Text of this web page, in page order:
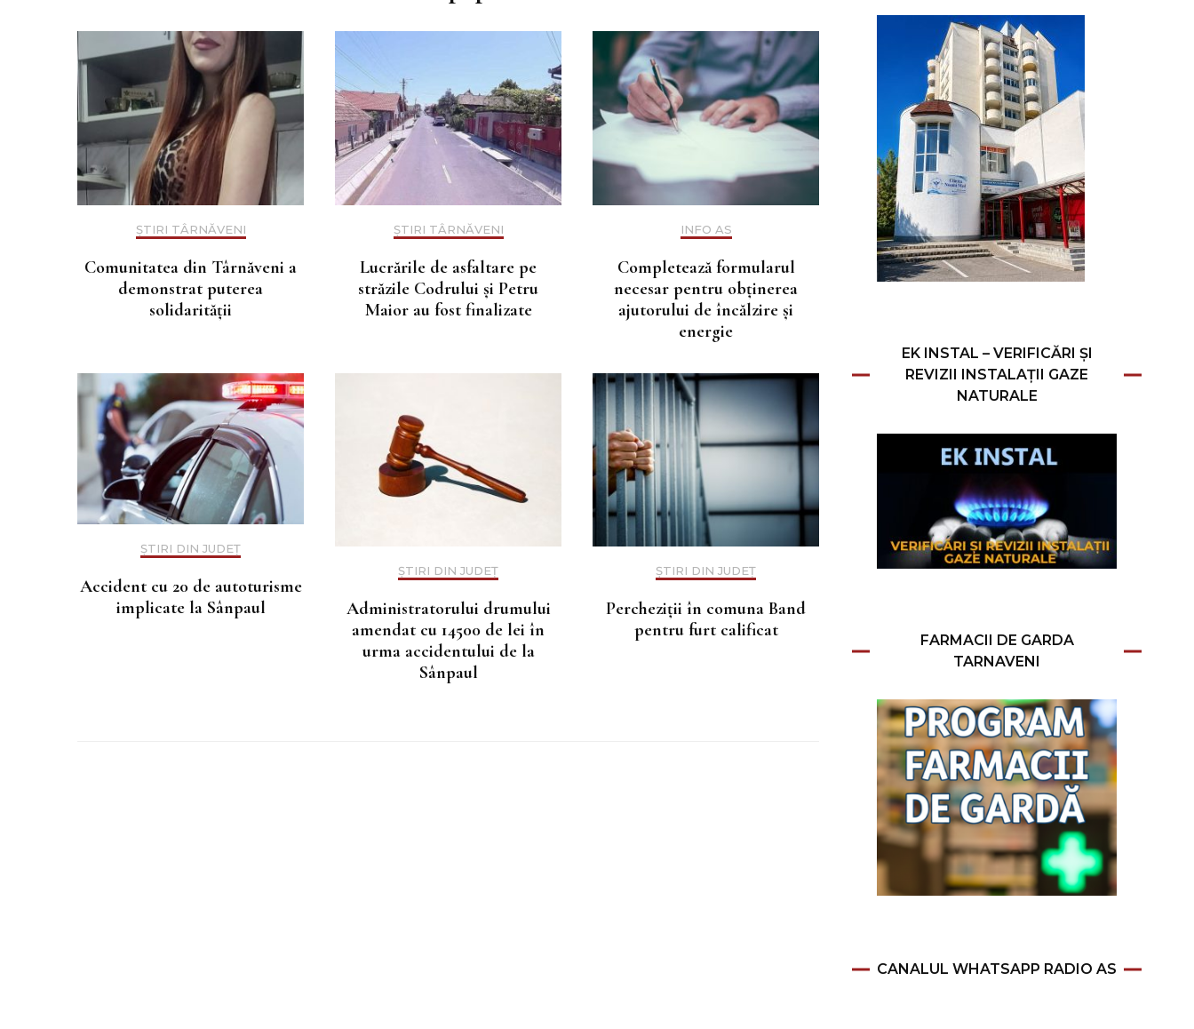
ȘTIRI TÂRNĂVENI
Comunitatea din Târnăveni a
demonstrat puterea
solidarității
ȘTIRI TÂRNĂVENI
Lucrările de asfaltare pe
străzile Codrului și Petru
Maior au fost finalizate
INFO AS
Completează formularul
necesar pentru obținerea
ajutorului de încălzire și
energie
ȘTIRI DIN JUDEȚ
Accident cu 20 de autoturisme
implicate la Sânpaul
ȘTIRI DIN JUDEȚ
Administratorului drumului
amendat cu 14500 de lei în
urma accidentului de la
Sânpaul
ȘTIRI DIN JUDEȚ
Percheziții în comuna Band
pentru furt calificat
EK INSTAL – VERIFICĂRI ȘI
REVIZII INSTALAȚII GAZE
NATURALE
FARMACII DE GARDA
TARNAVENI
CANALUL WHATSAPP RADIO AS